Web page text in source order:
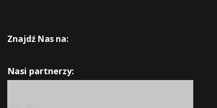
Znajdź Nas na:
Nasi partnerzy: